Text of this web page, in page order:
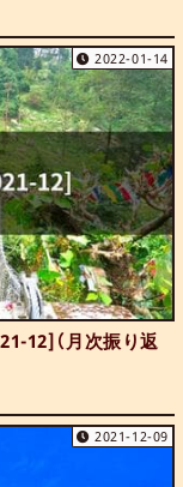
2022-01-14
12]（月次振り返
2021-12-09